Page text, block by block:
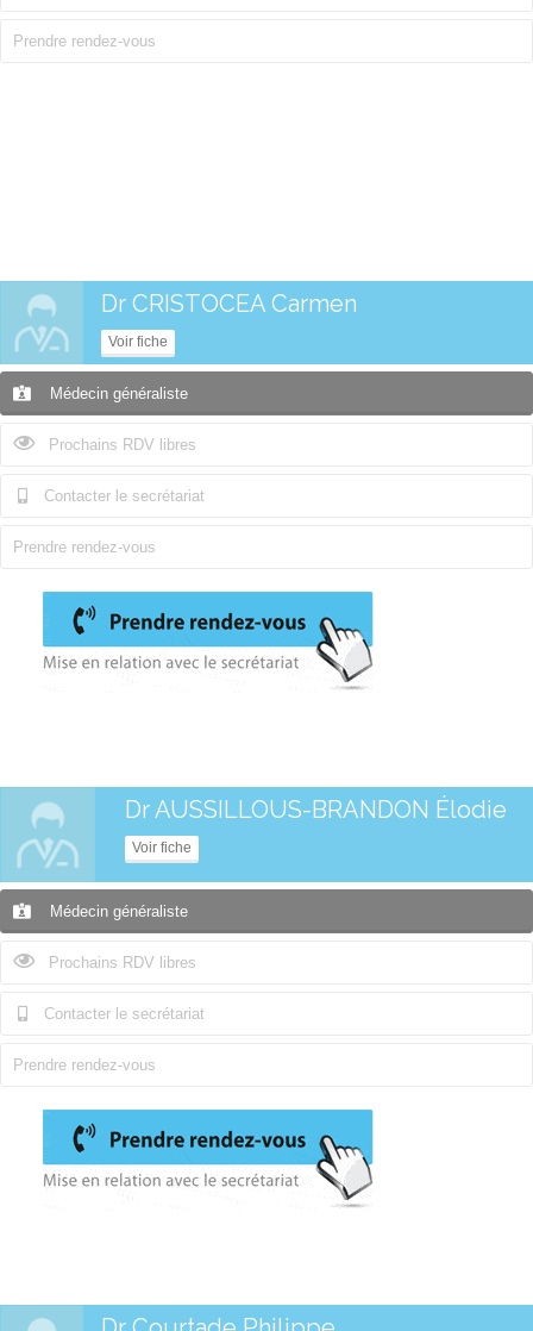
Prendre rendez-vous
Dr CRISTOCEA Carmen
Voir fiche
Médecin généraliste
Prochains RDV libres
Contacter le secrétariat
Prendre rendez-vous
Dr AUSSILLOUS-BRANDON Élodie
Voir fiche
Médecin généraliste
Prochains RDV libres
Contacter le secrétariat
Prendre rendez-vous